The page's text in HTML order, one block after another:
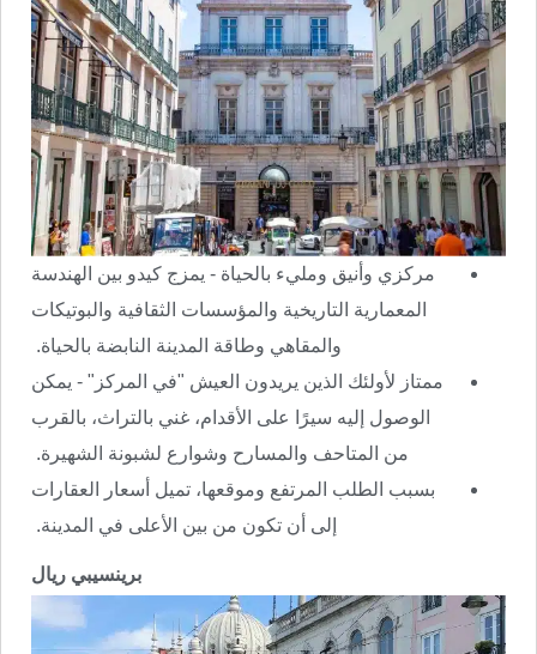
مركزي وأنيق ومليء بالحياة - يمزج كيدو بين الهندسة
المعمارية التاريخية والمؤسسات الثقافية والبوتيكات
والمقاهي وطاقة المدينة النابضة بالحياة.
ممتاز لأولئك الذين يريدون العيش "في المركز" - يمكن
الوصول إليه سيرًا على الأقدام، غني بالتراث، بالقرب
من المتاحف والمسارح وشوارع لشبونة الشهيرة.
بسبب الطلب المرتفع وموقعها، تميل أسعار العقارات
إلى أن تكون من بين الأعلى في المدينة.
برينسيبي ريال